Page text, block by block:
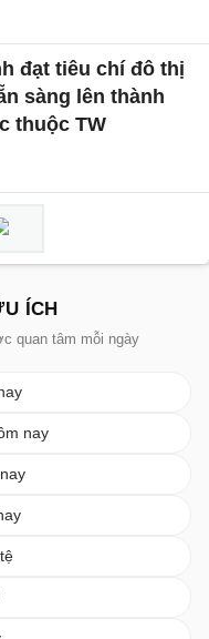
đạt tiêu chí đô thị
sàng lên thành
thuộc TW
ÍCH
quan tâm mỗi ngày
nay